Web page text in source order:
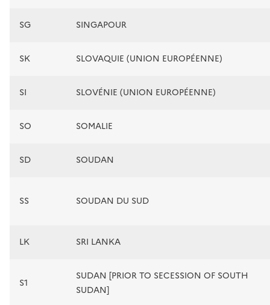
SG SINGAPOUR
SK SLOVAQUIE (UNION EUROPÉENNE)
SI SLOVÉNIE (UNION EUROPÉENNE)
SO SOMALIE
SD SOUDAN
SS SOUDAN DU SUD
LK SRI LANKA
S1
SUDAN [PRIOR TO SECESSION OF SOUTH
SUDAN]